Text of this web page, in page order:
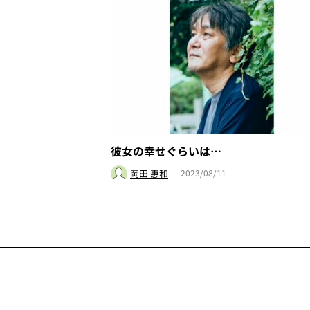
彼女の幸せぐらいは…
岡田 惠和 2023/08/11